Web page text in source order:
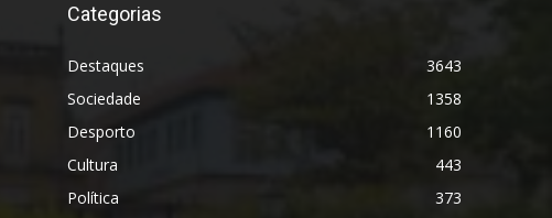
Categorias
Destaques
3643
Sociedade
1358
Desporto
1160
Cultura
443
Política
373